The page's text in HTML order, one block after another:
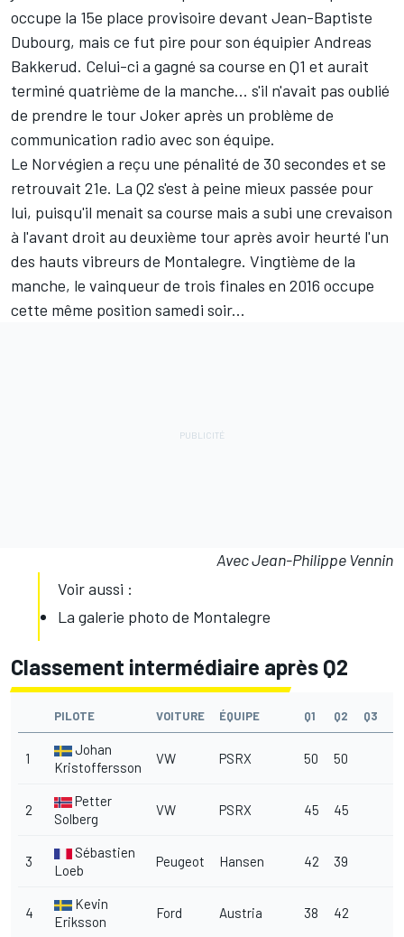
occupe la 15e place provisoire devant Jean-Baptiste
Dubourg, mais ce fut pire pour son équipier Andreas
Bakkerud. Celui-ci a gagné sa course en Q1 et aurait
terminé quatrième de la manche... s'il n'avait pas oublié
de prendre le tour Joker après un problème de
communication radio avec son équipe.
Le Norvégien a reçu une pénalité de 30 secondes et se
retrouvait 21e. La Q2 s'est à peine mieux passée pour
lui, puisqu'il menait sa course mais a subi une crevaison
à l'avant droit au deuxième tour après avoir heurté l'un
des hauts vibreurs de Montalegre. Vingtième de la
manche, le vainqueur de trois finales en 2016 occupe
cette même position samedi soir...
Avec Jean-Philippe Vennin
Voir aussi :
La galerie photo de Montalegre
Classement intermédiaire après Q2
PILOTE VOITURE ÉQUIPE Q1 Q2 Q3
1
Johan
Kristoffersson
VW PSRX 50 50
2
Petter
Solberg
VW PSRX 45 45
3
Sébastien
Loeb
Peugeot Hansen 42 39
4
Kevin
Eriksson
Ford Austria 38 42